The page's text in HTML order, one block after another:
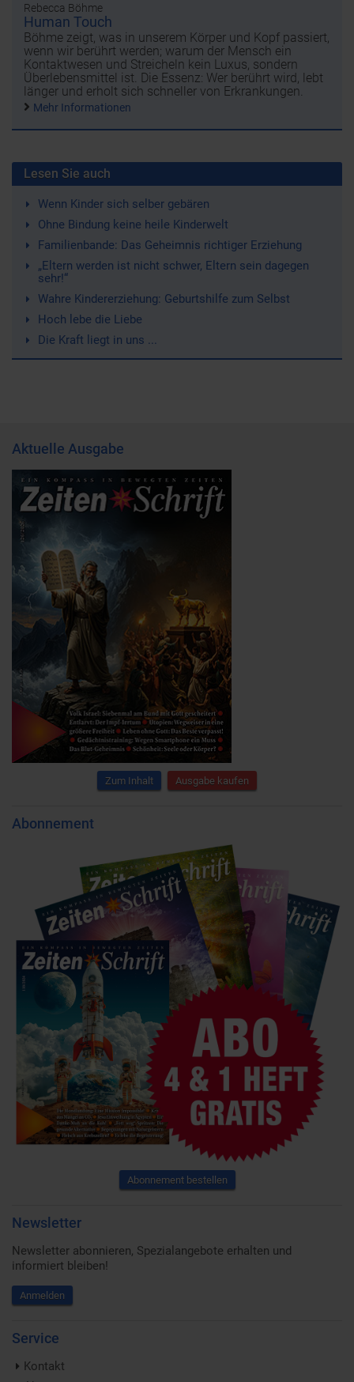
Rebecca Böhme
Human Touch
Böhme zeigt, was in unserem Körper und Kopf passiert,
wenn wir berührt werden; warum der Mensch ein
Kontaktwesen und Streicheln kein Luxus, sondern
Überlebensmittel ist. Die Essenz: Wer berührt wird, lebt
länger und erholt sich schneller von Erkrankungen.
Mehr Informationen
Lesen Sie auch
Wenn Kinder sich selber gebären
Ohne Bindung keine heile Kinderwelt
Familienbande: Das Geheimnis richtiger Erziehung
„Eltern werden ist nicht schwer, Eltern sein dagegen
sehr!“
Wahre Kindererziehung: Geburtshilfe zum Selbst
Hoch lebe die Liebe
Die Kraft liegt in uns ...
Aktuelle Ausgabe
Zum Inhalt Ausgabe kaufen
Abonnement
Abonnement bestellen
Newsletter
Newsletter abonnieren, Spezialangebote erhalten und
informiert bleiben!
Anmelden
Service
Kontakt